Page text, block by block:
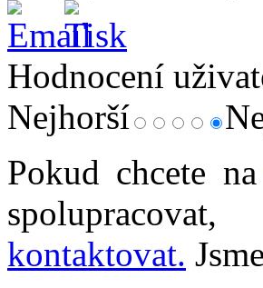
Hodnocení
Nejhorší
Pokud chcete na
kontaktovat.